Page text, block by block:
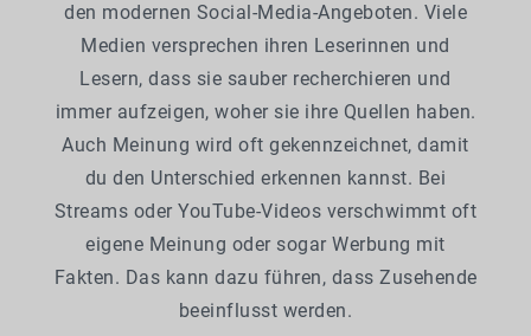
den modernen Social-Media-Angeboten. Viele
Medien versprechen ihren Leserinnen und
Lesern, dass sie sauber recherchieren und
immer aufzeigen, woher sie ihre Quellen haben.
Auch Meinung wird oft gekennzeichnet, damit
du den Unterschied erkennen kannst. Bei
Streams oder YouTube-Videos verschwimmt oft
eigene Meinung oder sogar Werbung mit
Fakten. Das kann dazu führen, dass Zusehende
beeinflusst werden.